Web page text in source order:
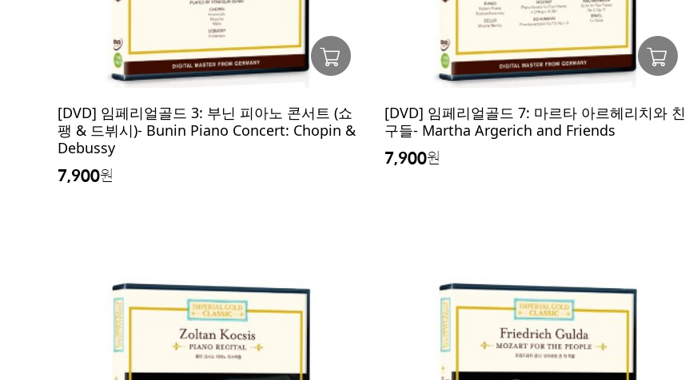
[DVD] 임페리얼골드 3: 부닌 피아노 콘서트 (쇼
팽 & 드뷔시)- Bunin Piano Concert: Chopin &
Debussy
7,900원
[DVD] 임페리얼골드 7: 마르타 아르헤리치와 친
구들- Martha Argerich and Friends
7,900원